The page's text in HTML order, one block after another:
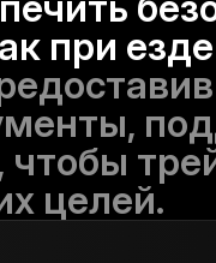
при
чтобы
целей.